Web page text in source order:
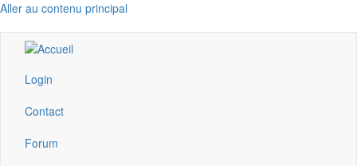
Aller au contenu principal
Login
Contact
Forum